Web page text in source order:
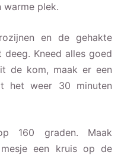
warme plek.
en de gehakte
deeg. Kneed alles goed
de kom, maak er een
het weer 30 minuten
160 graden. Maak
een kruis op de